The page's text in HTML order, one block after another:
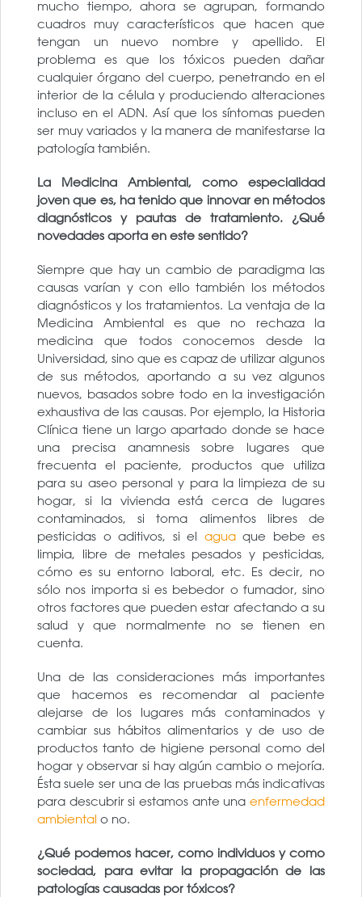
mucho tiempo, ahora se agrupan, formando
cuadros muy característicos que hacen que
tengan un nuevo nombre y apellido. El
problema es que los tóxicos pueden dañar
cualquier órgano del cuerpo, penetrando en el
interior de la célula y produciendo alteraciones
incluso en el ADN. Así que los síntomas pueden
ser muy variados y la manera de manifestarse la
patología también.
La Medicina Ambiental, como especialidad
joven que es, ha tenido que innovar en métodos
diagnósticos y pautas de tratamiento. ¿Qué
novedades aporta en este sentido?
Siempre que hay un cambio de paradigma las
causas varían y con ello también los métodos
diagnósticos y los tratamientos. La ventaja de la
Medicina Ambiental es que no rechaza la
medicina que todos conocemos desde la
Universidad, sino que es capaz de utilizar algunos
de sus métodos, aportando a su vez algunos
nuevos, basados sobre todo en la investigación
exhaustiva de las causas. Por ejemplo, la Historia
Clínica tiene un largo apartado donde se hace
una precisa anamnesis sobre lugares que
frecuenta el paciente, productos que utiliza
para su aseo personal y para la limpieza de su
hogar, si la vivienda está cerca de lugares
contaminados, si toma alimentos libres de
pesticidas o aditivos, si el aguaque bebe es
limpia, libre de metales pesados y pesticidas,
cómo es su entorno laboral, etc. Es decir, no
sólo nos importa si es bebedor o fumador, sino
otros factores que pueden estar afectando a su
salud y que normalmente no se tienen en
cuenta.
Una de las consideraciones más importantes
que hacemos es recomendar al paciente
alejarse de los lugares más contaminados y
cambiar sus hábitos alimentarios y de uso de
productos tanto de higiene personal como del
hogar y observar si hay algún cambio o mejoría.
Ésta suele ser una de las pruebas más indicativas
para descubrir si estamos ante una enfermedad
ambiental o no.
¿Qué podemos hacer, como individuos y como
sociedad, para evitar la propagación de las
patologías causadas por tóxicos?